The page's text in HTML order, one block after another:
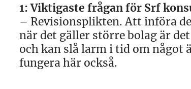
1: Viktigaste frågan för Srf
– Revisionsplikten. Att införa
när det gäller större bolag är
och kan slå larm i tid om något
fungera här också.